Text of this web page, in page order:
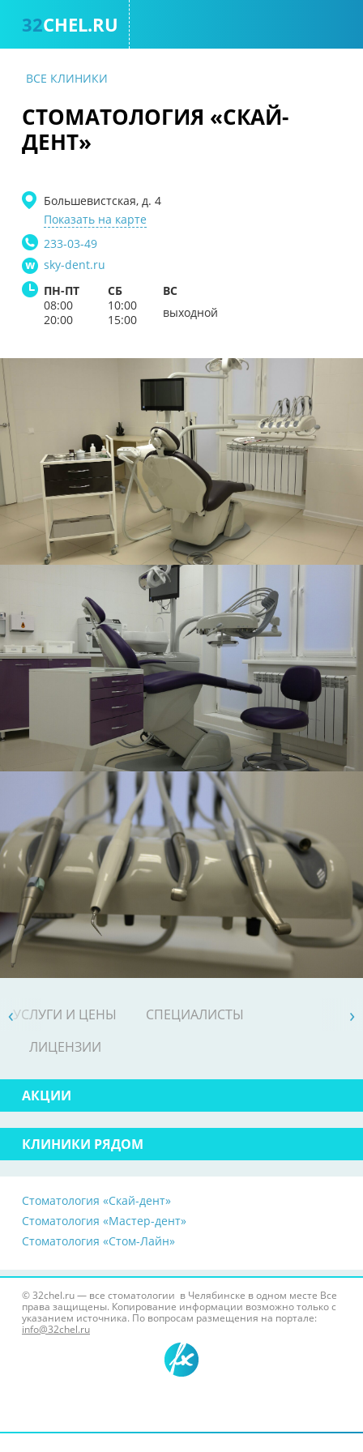
32CHEL.RU
ВСЕ КЛИНИКИ
СТОМАТОЛОГИЯ «СКАЙ-
ДЕНТ»
Большевистская, д. 4
Показать на карте
233-03-49
sky-dent.ru
ПН-ПТ
СБ
ВС
08:00
20:00
10:00
15:00
выходной
› ›
УСЛУГИ И ЦЕНЫ
СПЕЦИАЛИСТЫ
ЛИЦЕНЗИИ
АКЦИИ
КЛИНИКИ РЯДОМ
Стоматология «Скай-дент»
Стоматология «Мастер-дент»
Стоматология «Стом-Лайн»
© 32chel.ru — все стоматологии в Челябинске в одном месте Все
права защищены. Копирование информации возможно только с
указанием источника. По вопросам размещения на портале:
info@32chel.ru